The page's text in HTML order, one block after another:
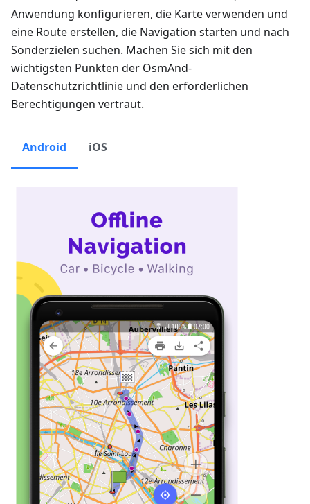
Anwendung konfigurieren, die Karte verwenden und
eine Route erstellen, die Navigation starten und nach
Sonderzielen suchen. Machen Sie sich mit den
wichtigsten Punkten der OsmAnd-
Datenschutzrichtlinie und den erforderlichen
Berechtigungen vertraut.
Android iOS